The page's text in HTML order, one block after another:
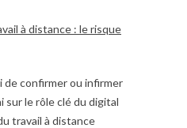
à distance : le risque
de confirmer ou infirmer
sur le rôle clé du digital
travail à distance